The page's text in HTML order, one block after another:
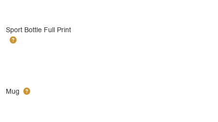
Sport Bottle Full Print
Mug